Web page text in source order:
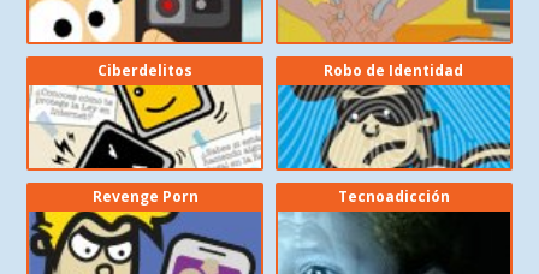
Ciberdelitos Robo de Identidad
Revenge Porn Tecnoadicción